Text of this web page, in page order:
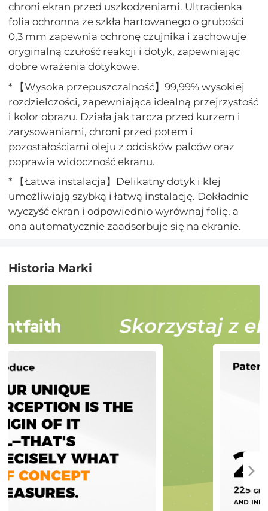
chroni ekran przed uszkodzeniami. Ultracienka
folia ochronna ze szkła hartowanego o grubości
0,3 mm zapewnia ochronę czujnika i zachowuje
oryginalną czułość reakcji i dotyk, zapewniając
dobre wrażenia dotykowe.
* 【Wysoka przepuszczalność】99,99% wysokiej
rozdzielczości, zapewniająca idealną przejrzystość
i kolor obrazu. Działa jak tarcza przed kurzem i
zarysowaniami, chroni przed potem i
pozostałościami oleju z odcisków palców oraz
poprawia widoczność ekranu.
* 【Łatwa instalacja】Delikatny dotyk i klej
umożliwiają szybką i łatwą instalację. Dokładnie
wyczyść ekran i odpowiednio wyrównaj folię, a
ona automatycznie zaadsorbuje się na ekranie.
Historia Marki